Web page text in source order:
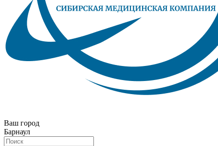
Ваш город
Барнаул